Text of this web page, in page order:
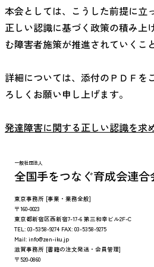
本会としては、こうした前提に立
正しい認識に基づく政策の積み上
む障害者施策が推進されていくこ
詳細については、添付のＰＤＦを
ろしくお願い申し上げます。
発達障害に関する正しい認識を求
一般社団法人
全国手をつなぐ育成会連合
東京事務所 [事業・業務全般]
〒160-0023
東京都新宿区西新宿7-17-6 第三和幸ビル2F-C
TEL: 03-5358-9274 FAX: 03-5358-9275
Mail: info@zen-iku.jp
滋賀事務所 [書籍の注文発送・会員管理]
〒520-0860